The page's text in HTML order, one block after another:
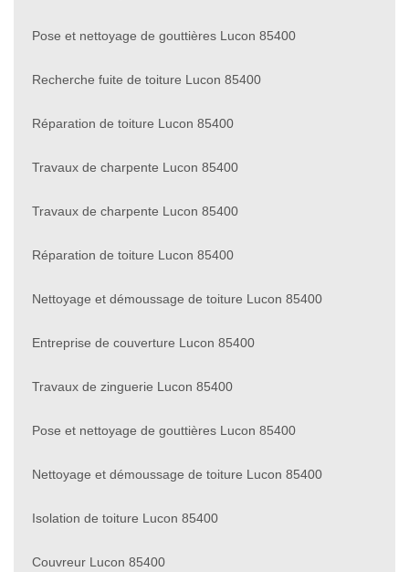
Pose et nettoyage de gouttières Lucon 85400
Recherche fuite de toiture Lucon 85400
Réparation de toiture Lucon 85400
Travaux de charpente Lucon 85400
Travaux de charpente Lucon 85400
Réparation de toiture Lucon 85400
Nettoyage et démoussage de toiture Lucon 85400
Entreprise de couverture Lucon 85400
Travaux de zinguerie Lucon 85400
Pose et nettoyage de gouttières Lucon 85400
Nettoyage et démoussage de toiture Lucon 85400
Isolation de toiture Lucon 85400
Couvreur Lucon 85400